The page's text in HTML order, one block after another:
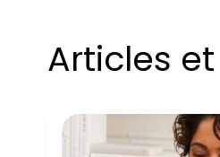
Articles